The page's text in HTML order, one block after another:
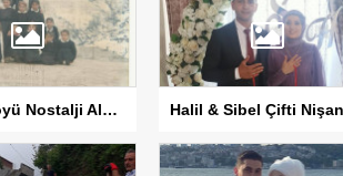
Esenli Köyü Nostalji Albümü